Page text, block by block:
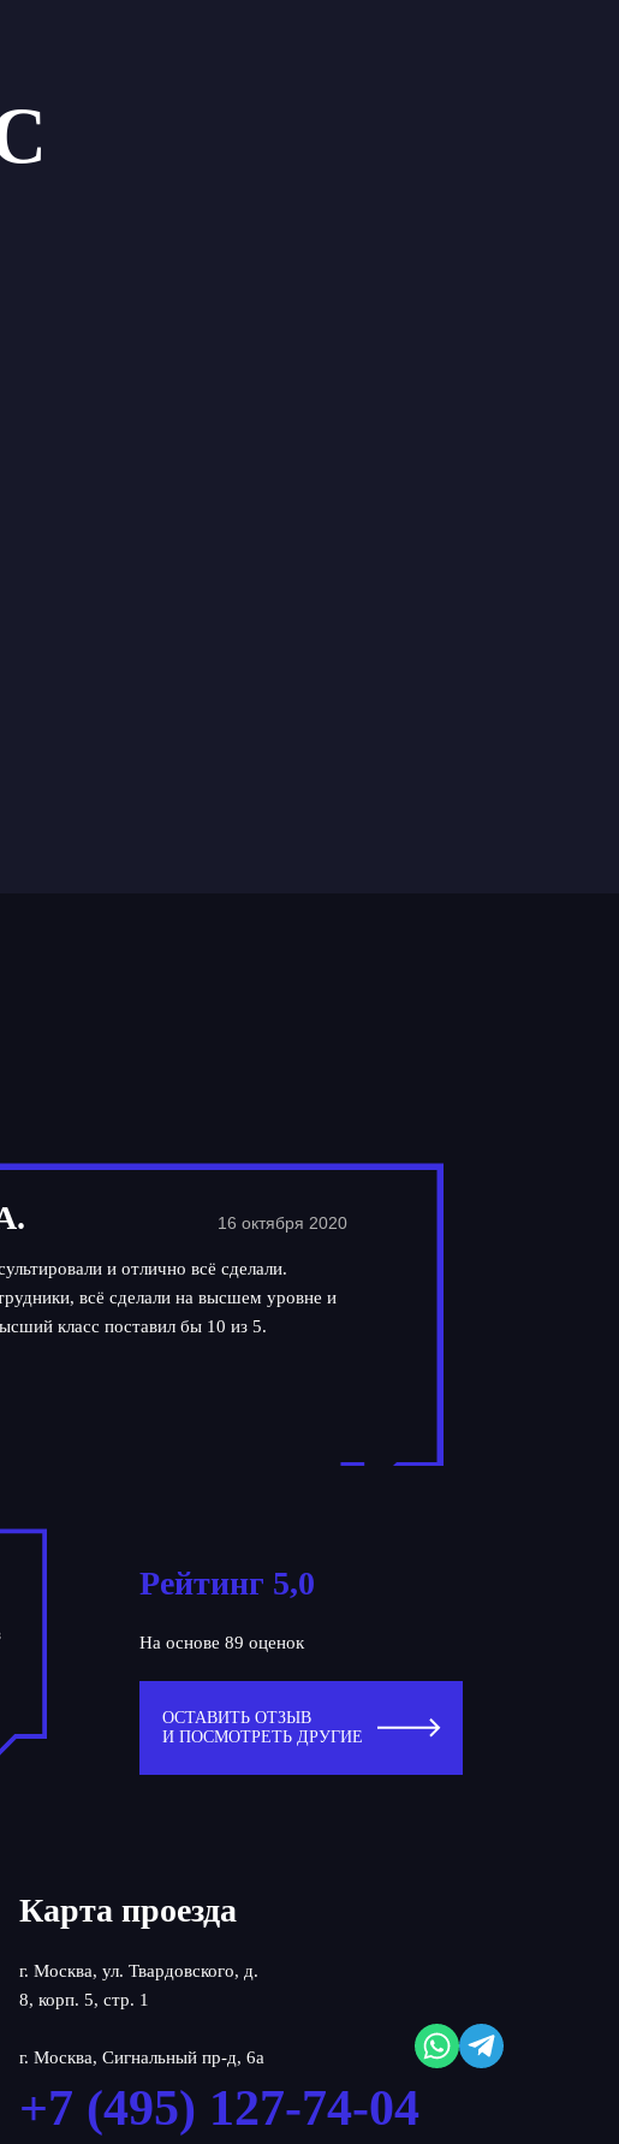
16 октября 2020
и отлично всё сделали.
всё сделали на высшем уровне и
класс поставил бы 10 из 5.
Рейтинг 5,0
На основе 89 оценок
ОСТАВИТЬ ОТЗЫВ
И ПОСМОТРЕТЬ ДРУГИЕ
Карта проезда
г. Москва, ул. Твардовского, д.
8, корп. 5, стр. 1
г. Москва, Сигнальный пр-д, 6а
+7 (495) 127-74-04